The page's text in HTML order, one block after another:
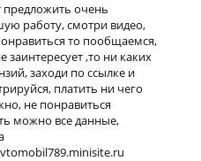
предложить очень
работу, смотри видео,
то пообщаемся,
заинтересует ,то ни каких
заходи по ссылке и
платить ни чего
не понравиться
можно все данные,